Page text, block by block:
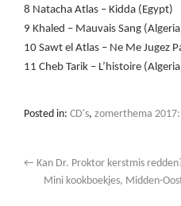
8 Natacha Atlas – Kidda (Egypt)
9 Khaled – Mauvais Sang
10 Sawt el Atlas – Ne Me Jugez
11 Cheb Tarik – L’histoire
Posted in: CD's, zomerthema
← Kan Dr. Proktor kerstmis
Mini kookboekjes, Midden-